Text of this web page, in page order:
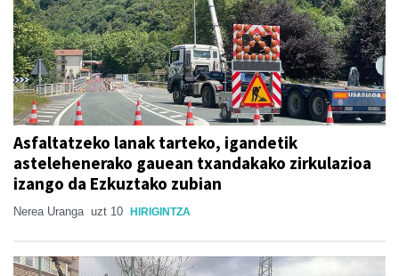
Asfaltatzeko lanak tarteko, igandetik
astelehenerako gauean txandakako zirkulazioa
izango da Ezkuztako zubian
Nerea Uranga uzt 10 HIRIGINTZA